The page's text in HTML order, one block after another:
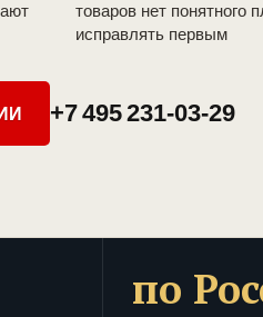
товаров нет понятного
исправлять первым
+7 495 231-03-29
по